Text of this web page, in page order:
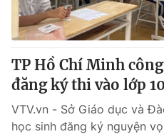
Tổng Biên tập:Vũ Thanh Thủy
Phó Tổng Biên tập:Nguyễn Thị
Nguyễn Trọng Ninh
Tổng đài VTV:024.38 355 931
Ðiện thoại Thời báo VTV:
toasoan@vtv.vn
Liên hệ quảng cáo: 024-
TP Hồ Chí Minh
đăng ký thi vào lớp
VTV.vn - Sở Giáo dục và
học sinh đăng ký nguyện